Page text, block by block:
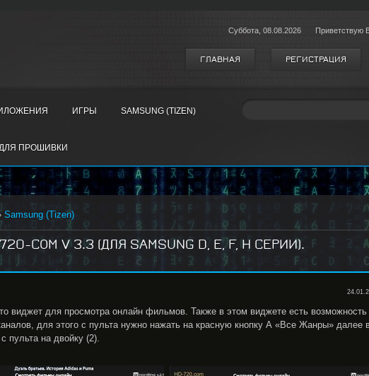
Суббота, 08.08.2026 Приветствую
ГЛАВНАЯ РЕГИСТРАЦИЯ
ИГРЫ SAMSUNG (TIZEN)
ПРОШИВКИ
Samsung (Tizen)
COM V 3.3 (ДЛЯ SAMSUNG D, E, F, H СЕРИИ).
виджет для просмотра онлайн фильмов. Также в этом виджете есть возможность
для этого с пульта нужно нажать на красную кнопку А «Все Жанры» далее
пульта на двойку (2).